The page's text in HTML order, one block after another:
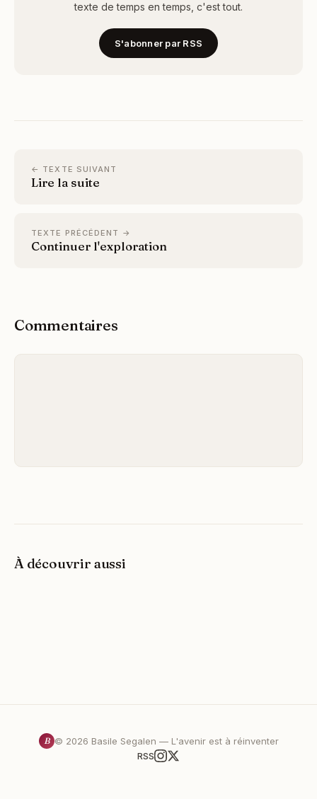
texte de temps en temps, c'est tout.
S'abonner par RSS
← TEXTE SUIVANT
Lire la suite
TEXTE PRÉCÉDENT →
Continuer l'exploration
Commentaires
À découvrir aussi
B © 2026 Basile Segalen — L'avenir est à réinventer
RSS